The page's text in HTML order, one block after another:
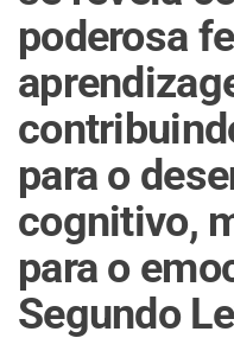
poderosa
para o
cognitivo,
para o
Segundo